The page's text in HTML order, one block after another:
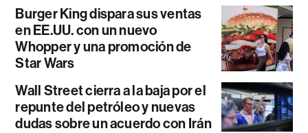
Burger King dispara sus ventas
en EE.UU. con un nuevo
Whopper y una promoción de
Star Wars
Wall Street cierra a la baja por el
repunte del petróleo y nuevas
dudas sobre un acuerdo con Irán